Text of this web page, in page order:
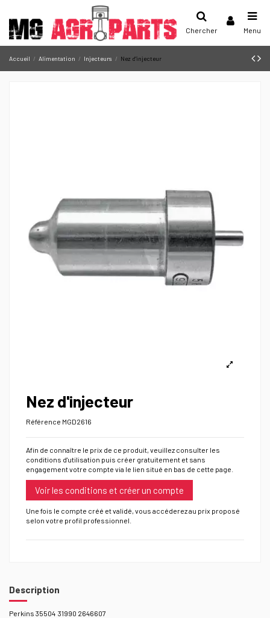
Chercher Menu
Accueil Alimentation Injecteurs Nez d'injecteur
Nez d'injecteur
Référence MGD2616
Afin de connaître le prix de ce produit, veuillez consulter les
conditions d'utilisation puis créer gratuitement et sans
engagement votre compte via le lien situé en bas de cette page.
Voir les conditions et créer un compte
Une fois le compte créé et validé, vous accéderez au prix proposé
selon votre profil professionnel.
Description
Perkins 35504 31990 2646607